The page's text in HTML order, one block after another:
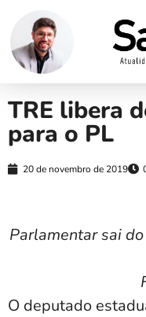
TRE libera
para o PL
20 de novembro de 2019
Parlamentar sai
O deputado